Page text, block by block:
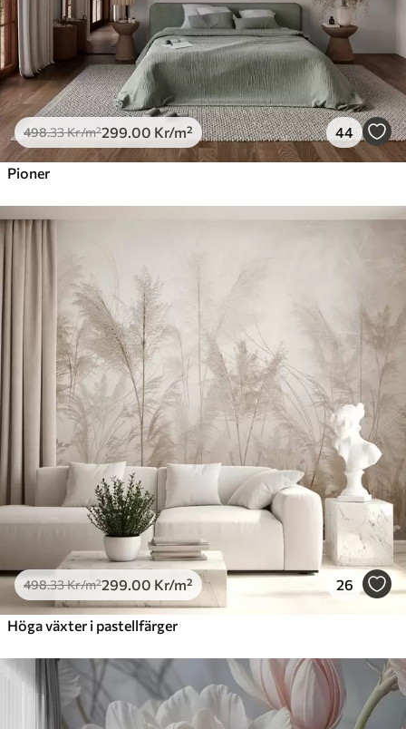
498.33Kr/m²299.00 Kr/m² 44
Pioner
498.33Kr/m²299.00 Kr/m² 26
Höga växter i pastellfärger